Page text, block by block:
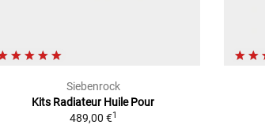
Siebenrock
Kits Radiateur Huile Pour
489,00 €1